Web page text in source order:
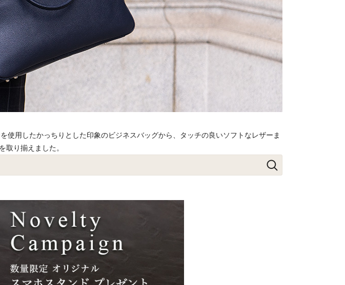
用したかっちりとした印象のビジネスバッグから、タッチの良いソフトなレザーま
取り揃えました。